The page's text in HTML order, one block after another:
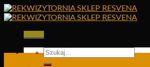
Skip
to
Szukaj: